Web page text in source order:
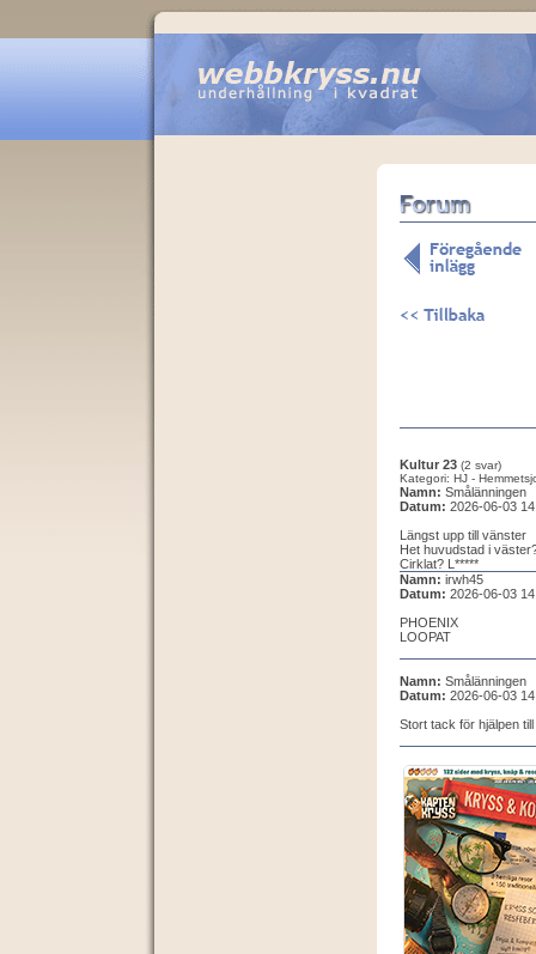
Kultur 23 (2 svar)
Kategori: HJ -
Namn: Smålänningen
Datum: 2026-06-03
Längst upp till vänster
Het huvudstad i
Cirklat? L*****
Namn: irwh45
Datum: 2026-06-03
PHOENIX
LOOPAT
Namn: Smålänningen
Datum: 2026-06-03
Stort tack för hjälpen